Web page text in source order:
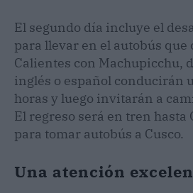
El segundo día incluye el
para llevar en el autobús que
Calientes con Machupicchu,
inglés o español conducirán
horas y luego invitarán a
El regreso será en tren hasta
para tomar autobús a Cusco.
Una atención